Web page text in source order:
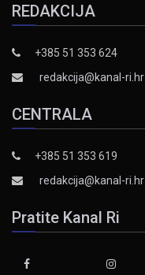
REDAKCIJA
+385 51 353 624
redakcija@kanal-ri.hr
CENTRALA
+385 51 353 619
redakcija@kanal-ri.hr
Pratite Kanal Ri